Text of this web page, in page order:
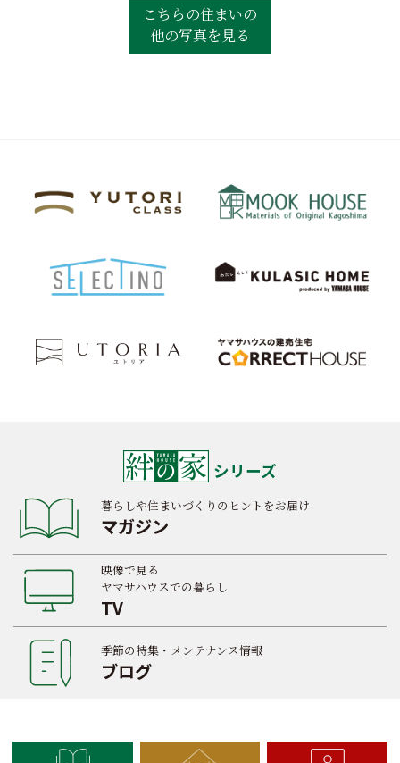
こちらの住まいの
他の写真を見る
シリーズ
暮らしや住まいづくりのヒントをお届け
マガジン
映像で見る
ヤマサハウスでの暮らし
TV
季節の特集・メンテナンス情報
ブログ